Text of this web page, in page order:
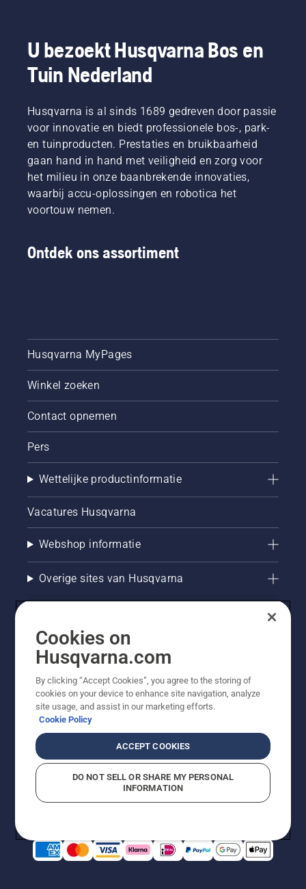
U bezoekt Husqvarna Bos en
Tuin Nederland
Husqvarna is al sinds 1689 gedreven door passie
voor innovatie en biedt professionele bos-, park-
en tuinproducten. Prestaties en bruikbaarheid
gaan hand in hand met veiligheid en zorg voor
het milieu in onze baanbrekende innovaties,
waarbij accu-oplossingen en robotica het
voortouw nemen.
Ontdek ons assortiment
Husqvarna MyPages
Winkel zoeken
Contact opnemen
Pers
Wettelijke productinformatie
Vacatures Husqvarna
Webshop informatie
Overige sites van Husqvarna
© Husqvarna AB (publ). Alle rechten voorbehouden. De
getoonde prijzen zijn consumentenadviesprijzen. Alle
vermelde prijzen zijn adviesverkoopprijzen (incl. BTW),
tenzij het product beschikbaar is voor directe aankoop.
CookiebeleidGebruiksvoorwaarden Privacyverklaring
BedrijfsgegevensReport Suspected Violations
Cookies on
Husqvarna.com
By clicking “Accept Cookies”, you agree to the storing of
cookies on your device to enhance site navigation, analyze
site usage, and assist in our marketing efforts.
Cookie Policy
ACCEPT COOKIES
DO NOT SELL OR SHARE MY PERSONAL
INFORMATION